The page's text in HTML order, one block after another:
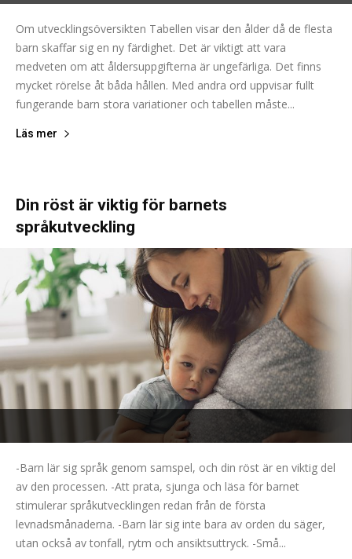
Om utvecklingsöversikten Tabellen visar den ålder då de flesta
barn skaffar sig en ny färdighet. Det är viktigt att vara
medveten om att åldersuppgifterna är ungefärliga. Det finns
mycket rörelse åt båda hållen. Med andra ord uppvisar fullt
fungerande barn stora variationer och tabellen måste...
Läs mer
Din röst är viktig för barnets
språkutveckling
-Barn lär sig språk genom samspel, och din röst är en viktig del
av den processen. -Att prata, sjunga och läsa för barnet
stimulerar språkutvecklingen redan från de första
levnadsmånaderna. -Barn lär sig inte bara av orden du säger,
utan också av tonfall, rytm och ansiktsuttryck. -Små...